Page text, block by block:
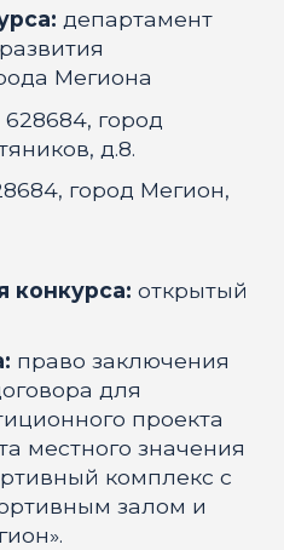
департамент
Мегиона
город
д.8.
город Мегион,
конкурса: открытый
право заключения
для
проекта
местного значения
комплекс с
залом и